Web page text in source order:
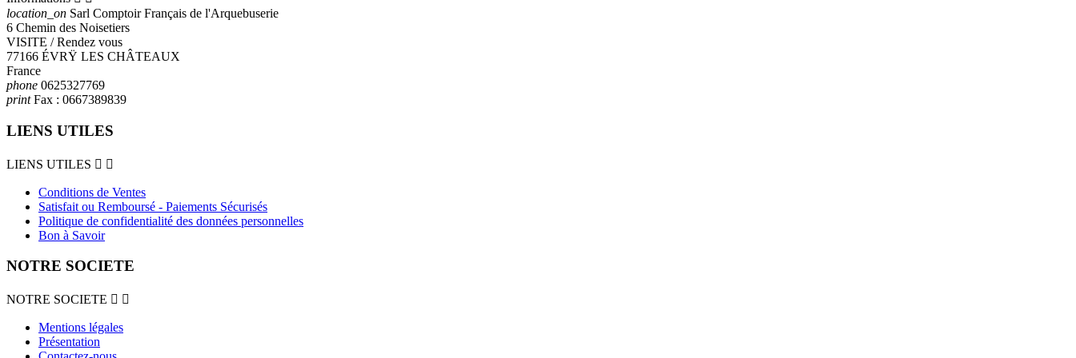
location_on Sarl Comptoir Français de l'Arquebuserie
6 Chemin des Noisetiers
VISITE / Rendez vous
77166 ÉVRŸ LES CHÂTEAUX
France
phone 0625327769
printFax : 0667389839
LIENS UTILES
LIENS UTILES  
Conditions de Ventes
Satisfait ou Remboursé - Paiements Sécurisés
Politique de confidentialité des données personnelles
Bon à Savoir
NOTRE SOCIETE
NOTRE SOCIETE  
Mentions légales
Présentation